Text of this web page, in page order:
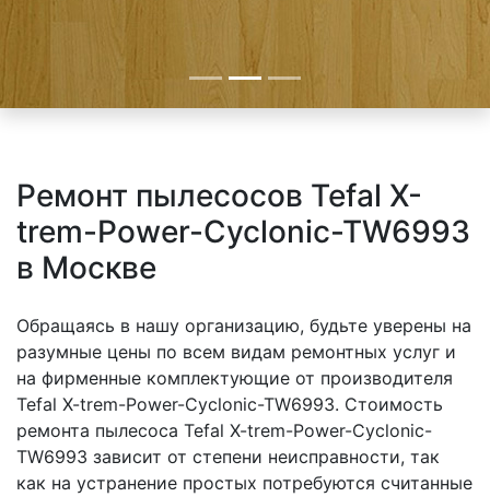
Ремонт пылесосов Tefal X-
trem-Power-Cyclonic-TW6993
в Москве
Обращаясь в нашу организацию, будьте уверены на
разумные цены по всем видам ремонтных услуг и
на фирменные комплектующие от производителя
Tefal X-trem-Power-Cyclonic-TW6993. Стоимость
ремонта пылесоса Tefal X-trem-Power-Cyclonic-
TW6993 зависит от степени неисправности, так
как на устранение простых потребуются считанные